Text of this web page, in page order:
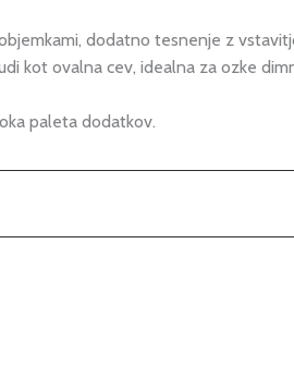
dodatno tesnenje z
kot ovalna cev, idealna za ozke
paleta dodatkov.